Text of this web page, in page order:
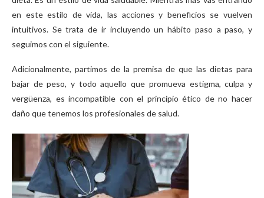
en este estilo de vida, las acciones y beneficios se vuelven
intuitivos. Se trata de ir incluyendo un hábito paso a paso, y
seguimos con el siguiente.
Adicionalmente, partimos de la premisa de que las dietas para
bajar de peso, y todo aquello que promueva estigma, culpa y
vergüenza, es incompatible con el principio ético de no hacer
daño que tenemos los profesionales de salud.